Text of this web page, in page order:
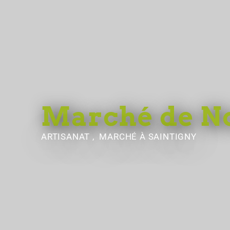
Marché de
ARTISANAT , MARCHÉÀ SAINTIGNY